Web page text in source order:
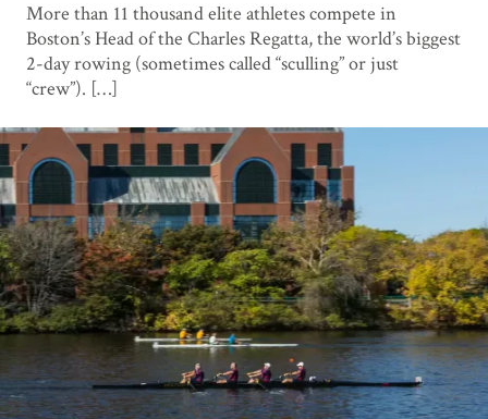
More than 11 thousand elite athletes compete in
Boston’s Head of the Charles Regatta, the world’s biggest
2-day rowing (sometimes called “sculling” or just
“crew”). […]